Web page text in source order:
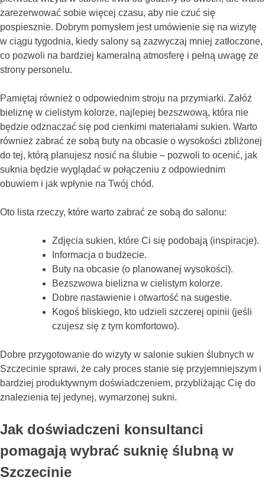
zarezerwować sobie więcej czasu, aby nie czuć się
pospiesznie. Dobrym pomysłem jest umówienie się na wizytę
w ciągu tygodnia, kiedy salony są zazwyczaj mniej zatłoczone,
co pozwoli na bardziej kameralną atmosferę i pełną uwagę ze
strony personelu.
Pamiętaj również o odpowiednim stroju na przymiarki. Załóż
bieliznę w cielistym kolorze, najlepiej bezszwową, która nie
będzie odznaczać się pod cienkimi materiałami sukien. Warto
również zabrać ze sobą buty na obcasie o wysokości zbliżonej
do tej, którą planujesz nosić na ślubie – pozwoli to ocenić, jak
suknia będzie wyglądać w połączeniu z odpowiednim
obuwiem i jak wpłynie na Twój chód.
Oto lista rzeczy, które warto zabrać ze sobą do salonu:
Zdjęcia sukien, które Ci się podobają (inspiracje).
Informacja o budżecie.
Buty na obcasie (o planowanej wysokości).
Bezszwowa bielizna w cielistym kolorze.
Dobre nastawienie i otwartość na sugestie.
Kogoś bliskiego, kto udzieli szczerej opinii (jeśli
czujesz się z tym komfortowo).
Dobre przygotowanie do wizyty w salonie sukien ślubnych w
Szczecinie sprawi, że cały proces stanie się przyjemniejszym i
bardziej produktywnym doświadczeniem, przybliżając Cię do
znalezienia tej jedynej, wymarzonej sukni.
Jak doświadczeni konsultanci
pomagają wybrać suknię ślubną w
Szczecinie